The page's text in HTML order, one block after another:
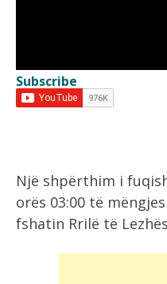
Subscribe
Një shpërthim i
orës 03:00 të
fshatin Rrilë të